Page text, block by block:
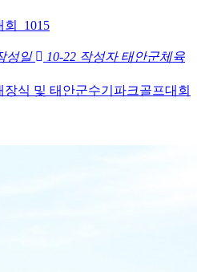
회_1015
성일 10-22 작성자 태안군체육
장식 및 태안군수기파크골프대회